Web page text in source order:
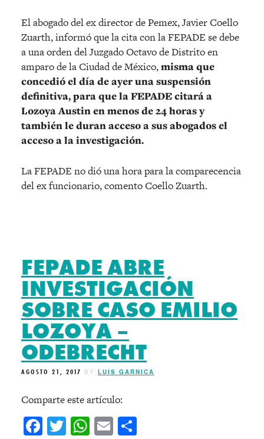
El abogado del ex director de Pemex, Javier Coello
Zuarth, informó que la cita con la FEPADE se debe
a una orden del Juzgado Octavo de Distrito en
amparo de la Ciudad de México,misma que
concedió el día de ayer una suspensión
definitiva, para que la FEPADE citará a
Lozoya Austin en menos de 24 horas y
también le duran acceso a sus abogados el
acceso a la investigación.
La FEPADE no dió una hora para la comparecencia
del ex funcionario, comento Coello Zuarth.
FEPADE ABRE
INVESTIGACIÓN
SOBRE CASO EMILIO
LOZOYA –
ODEBRECHT
AGOSTO 21, 2017 BY LUIS GARNICA
Comparte este artículo:
Facebook
Twitter
WhatsApp
Email